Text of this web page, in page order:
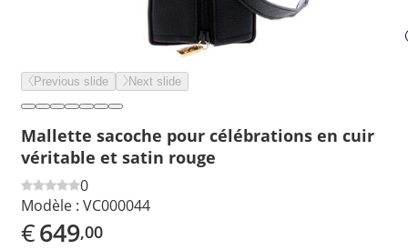
Previous slide Next slide
Mallette sacoche pour célébrations en cuir
véritable et satin rouge
0
Modèle : VC000044
€649,00